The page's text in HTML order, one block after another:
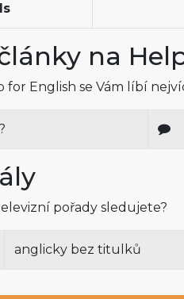
na
for English se Vám líbí
pořady sledujete?
anglicky bez titulků